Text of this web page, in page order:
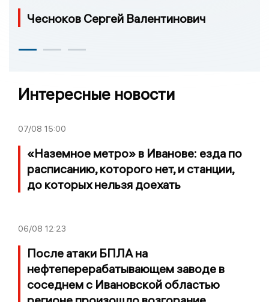
Чесноков Сергей Валентинович
Интересные новости
07/08 15:00
«Наземное метро» в Иванове: езда по
расписанию, которого нет, и станции,
до которых нельзя доехать
06/08 12:23
После атаки БПЛА на
нефтеперерабатывающем заводе в
соседнем с Ивановской областью